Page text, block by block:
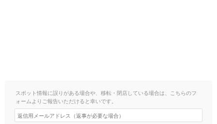
スポット情報に誤りがある場合や、移転・閉店している場合は、こちらのフ
ォームよりご報告いただけると幸いです。